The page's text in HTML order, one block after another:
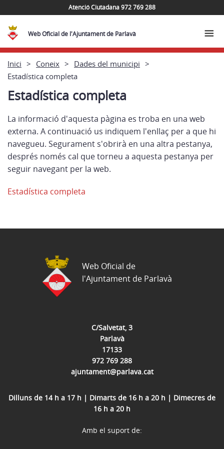
Atenció Ciutadana 972 769 288
Web Oficial de l'Ajuntament de Parlavà
Inici Coneix
Dades del municipi
Estadística completa
Estadística completa
La informació d'aquesta pàgina es troba en una web
externa. A continuació us indiquem l'enllaç per a que hi
navegueu. Segurament s'obrirà en una altra pestanya,
després només cal que torneu a aquesta pestanya per
seguir navegant per la web.
Estadística completa
C/Salvetat, 3
Parlavà
17133
972 769 288
ajuntament@parlava.cat
Dilluns de 14 h a 17 h | Dimarts de 16 h a 20 h | Dimecres de
16 h a 20 h
Web Oficial de
l'Ajuntament de Parlavà
Amb el suport de: